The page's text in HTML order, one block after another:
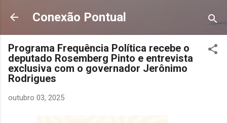
Pular para o conteúdo principal
Conexão Pontual
Programa Frequência Política recebe o
deputado Rosemberg Pinto e entrevista
exclusiva com o governador Jerônimo
Rodrigues
outubro 03, 2025